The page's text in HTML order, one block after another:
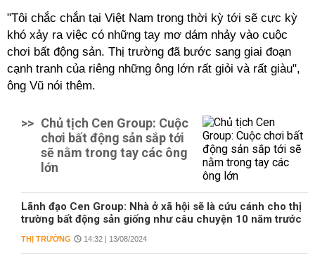
"Tôi chắc chắn tại Việt Nam trong thời kỳ tới sẽ cực kỳ
khó xảy ra việc có những tay mơ dám nhảy vào cuộc
chơi bất động sản. Thị trường đã bước sang giai đoạn
cạnh tranh của riêng những ông lớn rất giỏi và rất giàu",
ông Vũ nói thêm.
>> Chủ tịch Cen Group: Cuộc
chơi bất động sản sắp tới
sẽ nằm trong tay các ông
lớn
Lãnh đạo Cen Group: Nhà ở xã hội sẽ là cứu cánh cho thị
trường bất động sản giống như câu chuyện 10 năm trước
THỊ TRƯỜNG 14:32 | 13/08/2024